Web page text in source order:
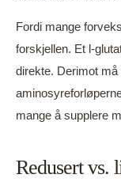
Fordi mange
forskjellen. Et l-
direkte. Derimot
mange å supplere
Redusert vs.